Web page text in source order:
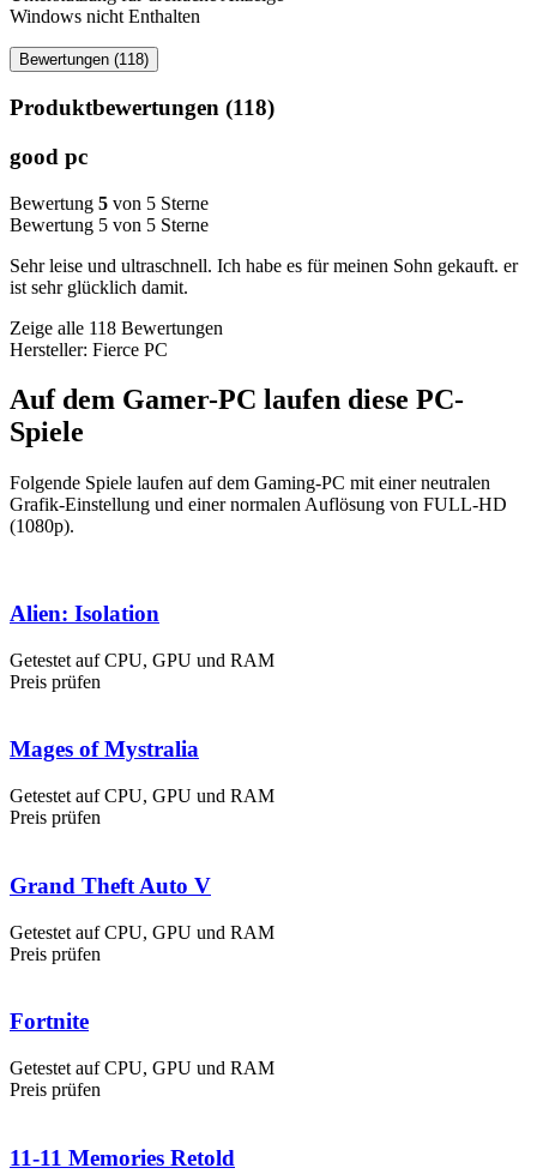
Windows nicht Enthalten
Bewertungen (118)
Produktbewertungen (118)
good pc
Bewertung 5 von 5 Sterne
Bewertung 5 von 5 Sterne
Sehr leise und ultraschnell. Ich habe es für meinen Sohn gekauft. er
ist sehr glücklich damit.
Zeige alle 118 Bewertungen
Hersteller: Fierce PC
Auf dem Gamer-PC laufen diese PC-
Spiele
Folgende Spiele laufen auf dem Gaming-PC mit einer neutralen
Grafik-Einstellung und einer normalen Auflösung von FULL-HD
(1080p).
Alien: Isolation
Getestet auf CPU, GPU und RAM
Preis prüfen
Mages of Mystralia
Getestet auf CPU, GPU und RAM
Preis prüfen
Grand Theft Auto V
Getestet auf CPU, GPU und RAM
Preis prüfen
Fortnite
Getestet auf CPU, GPU und RAM
Preis prüfen
11-11 Memories Retold